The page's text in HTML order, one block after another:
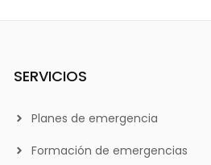
SERVICIOS
Planes de emergencia
Formación de emergencias